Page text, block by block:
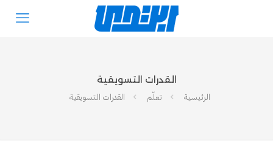
القدرات التسويقية
الرئيسية
تعلّم القدرات التسويقية